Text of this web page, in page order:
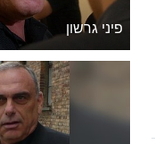
פיני גרשון